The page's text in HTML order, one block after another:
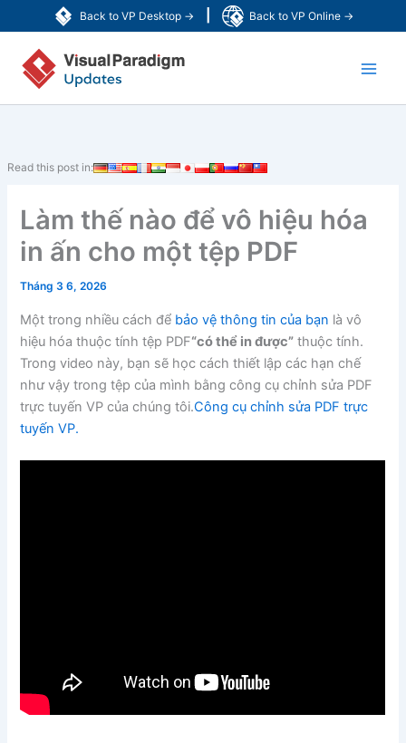
Back to VP Desktop → Back to VP Online →
tới
dung
Read this post in:
Làm thế nào để vô hiệu hóa
in ấn cho một tệp PDF
Tháng 3 6, 2026
Một trong nhiều cách để bảo vệ thông tin của bạn là vô
hiệu hóa thuộc tính tệp PDF“có thể in được” thuộc tính.
Trong video này, bạn sẽ học cách thiết lập các hạn chế
như vậy trong tệp của mình bằng công cụ chỉnh sửa PDF
trực tuyến VP của chúng tôi.Công cụ chỉnh sửa PDF trực
tuyến VP.